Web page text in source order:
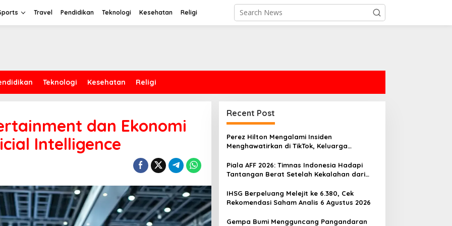
Travel Pendidikan Teknologi Kesehatan Religi
Teknologi Kesehatan Religi
dan Ekonomi
Intelligence
Recent Post
Perez Hilton Mengalami Insiden
Menghawatirkan di TikTok, Keluarga
Piala AFF 2026: Timnas Indonesia Hadapi
Tantangan Berat Setelah Kekalahan dari
IHSG Berpeluang Melejit ke 6.380, Cek
Rekomendasi Saham Analis 6 Agustus 2026
Gempa Bumi Mengguncang Pangandaran